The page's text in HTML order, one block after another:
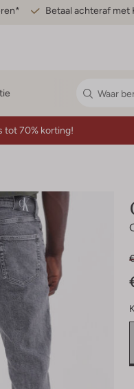
Betaal achteraf met
tot 70% korting!